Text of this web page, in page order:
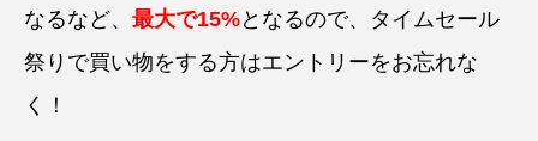
なるなど、 最大で15%となるので、タイムセール
祭りで買い物をする方はエントリーをお忘れな
く！